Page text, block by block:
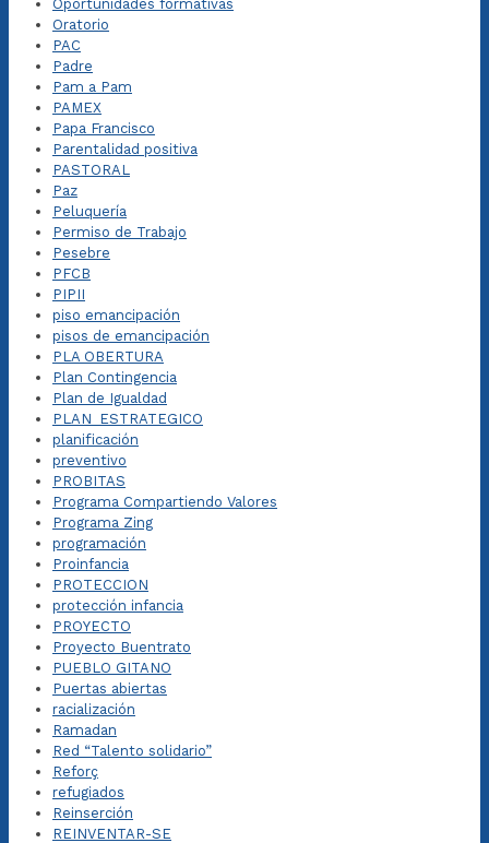
Oportunidades formativas
Oratorio
PAC
Padre
Pam a Pam
PAMEX
Papa Francisco
Parentalidad positiva
PASTORAL
Paz
Peluquería
Permiso de Trabajo
Pesebre
PFCB
PIPII
piso emancipación
pisos de emancipación
PLA OBERTURA
Plan Contingencia
Plan de Igualdad
PLAN_ESTRATEGICO
planificación
preventivo
PROBITAS
Programa Compartiendo Valores
Programa Zing
programación
Proinfancia
PROTECCION
protección infancia
PROYECTO
Proyecto Buentrato
PUEBLO GITANO
Puertas abiertas
racialización
Ramadan
Red “Talento solidario”
Reforç
refugiados
Reinserción
REINVENTAR-SE